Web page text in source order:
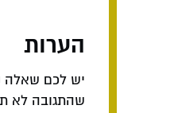
הערות
יש לכם שאלה
שהתגובה לא